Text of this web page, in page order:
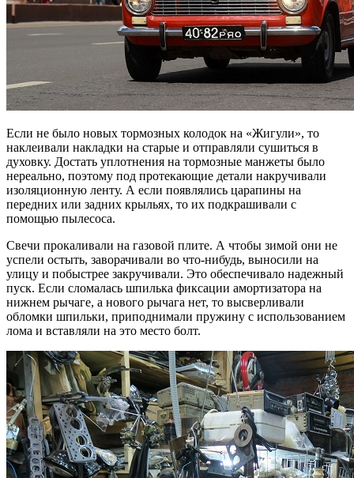
Если не было новых тормозных колодок на «Жигули», то
наклеивали накладки на старые и отправляли сушиться в
духовку. Достать уплотнения на тормозные манжеты было
нереально, поэтому под протекающие детали накручивали
изоляционную ленту. А если появлялись царапины на
передних или задних крыльях, то их подкрашивали с
помощью пылесоса.
Свечи прокаливали на газовой плите. А чтобы зимой они не
успели остыть, заворачивали во что-нибудь, выносили на
улицу и побыстрее закручивали. Это обеспечивало надежный
пуск. Если сломалась шпилька фиксации амортизатора на
нижнем рычаге, а нового рычага нет, то высверливали
обломки шпильки, приподнимали пружину с использованием
лома и вставляли на это место болт.